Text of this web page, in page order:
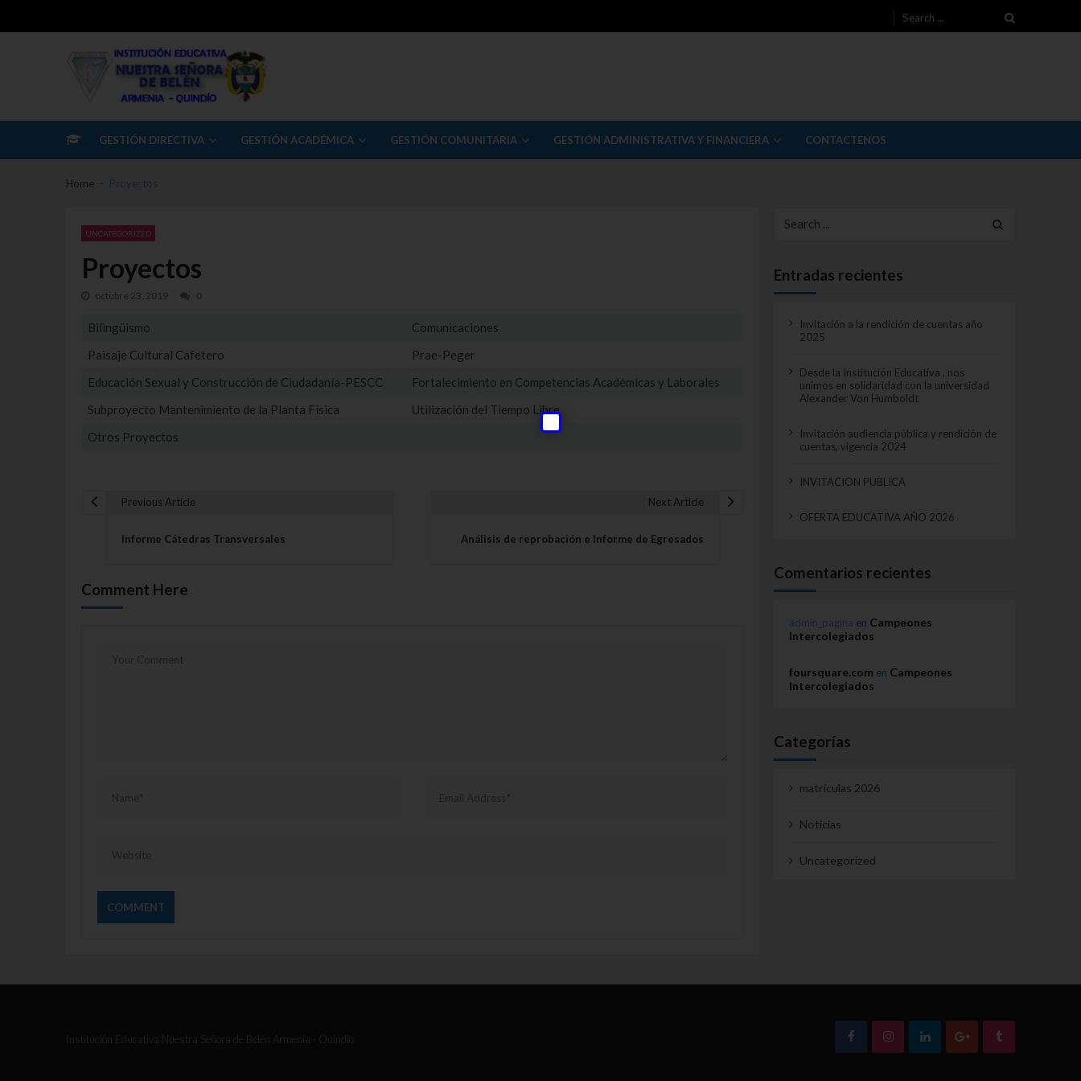
Search for:
GESTIÓN DIRECTIVA GESTIÓN ACADÉMICA GESTIÓN COMUNITARIA GESTIÓN ADMINISTRATIVA Y FINANCIERA CONTACTENOS
Home Proyectos
UNCATEGORIZED
Proyectos
octubre 23, 2019 0
Bilingüismo
Comunicaciones
Paisaje Cultural Cafetero
Prae-Peger
Educación Sexual y Construcción de Ciudadanía-PESCC
Fortalecimiento en Competencias Académicas y Laborales
Subproyecto Mantenimiento de la Planta Física
Utilización del Tiempo Libre
Otros Proyectos
Previous Article
Informe Cátedras Transversales
Next Article
Análisis de reprobación e Informe de Egresados
Comment Here
Entradas recientes
Invitación a la rendición de cuentas año
2025
Desde la Institución Educativa , nos
unimos en solidaridad con la universidad
Alexander Von Humboldt
Invitación audiencia pública y rendición de
cuentas, vigencia 2024
INVITACION PUBLICA
OFERTA EDUCATIVA AÑO 2026
Comentarios recientes
admin_pagina en Campeones
Intercolegiados
foursquare.com en Campeones
Intercolegiados
Categorías
matrículas 2026
Noticias
Uncategorized
Institución Educativa Nuestra Señora de Belén Armenia - Quindío